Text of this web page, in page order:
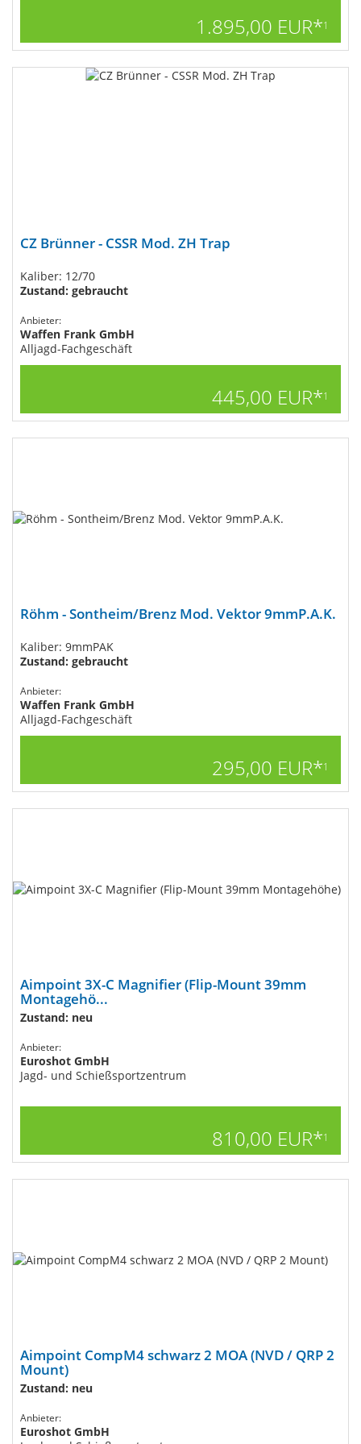
1.895,00 EUR*1
CZ Brünner - CSSR Mod. ZH Trap
Kaliber: 12/70
Zustand: gebraucht
Anbieter:
Waffen Frank GmbH
Alljagd-Fachgeschäft
445,00 EUR*1
Röhm - Sontheim/Brenz Mod. Vektor 9mmP.A.K.
Kaliber: 9mmPAK
Zustand: gebraucht
Anbieter:
Waffen Frank GmbH
Alljagd-Fachgeschäft
295,00 EUR*1
Aimpoint 3X-C Magnifier (Flip-Mount 39mm
Montagehö...
Zustand: neu
Anbieter:
Euroshot GmbH
Jagd- und Schießsportzentrum
810,00 EUR*1
Aimpoint CompM4 schwarz 2 MOA (NVD / QRP 2
Mount)
Zustand: neu
Anbieter:
Euroshot GmbH